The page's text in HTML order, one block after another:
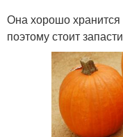
Она хорошо хранится
поэтому стоит